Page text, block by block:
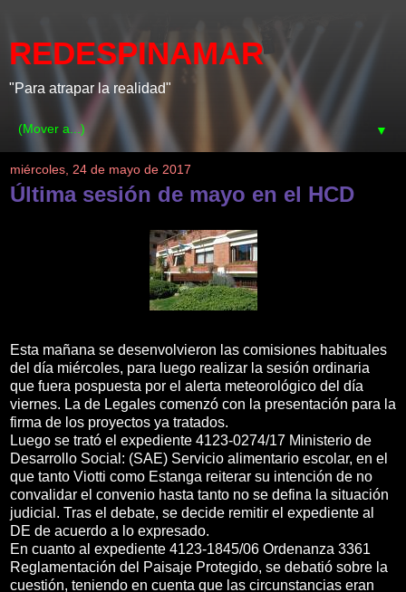
REDESPINAMAR
"Para atrapar la realidad"
▼
miércoles, 24 de mayo de 2017
Última sesión de mayo en el HCD
Esta mañana se desenvolvieron las comisiones habituales
del día miércoles, para luego realizar la sesión ordinaria
que fuera pospuesta por el alerta meteorológico del día
viernes. La de Legales comenzó con la presentación para la
firma de los proyectos ya tratados.
Luego se trató el expediente 4123-0274/17 Ministerio de
Desarrollo Social: (SAE) Servicio alimentario escolar, en el
que tanto Viotti como Estanga reiterar su intención de no
convalidar el convenio hasta tanto no se defina la situación
judicial. Tras el debate, se decide remitir el expediente al
DE de acuerdo a lo expresado.
En cuanto al expediente 4123-1845/06 Ordenanza 3361
Reglamentación del Paisaje Protegido, se debatió sobre la
cuestión, teniendo en cuenta que las circunstancias eran